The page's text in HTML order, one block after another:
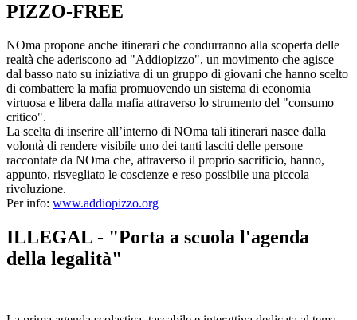
PIZZO-FREE
NOma propone anche itinerari che condurranno alla scoperta delle
realtà che aderiscono ad "Addiopizzo", un movimento che agisce
dal basso nato su iniziativa di un gruppo di giovani che hanno scelto
di combattere la mafia promuovendo un sistema di economia
virtuosa e libera dalla mafia attraverso lo strumento del "consumo
critico".
La scelta di inserire all’interno di NOma tali itinerari nasce dalla
volontà di rendere visibile uno dei tanti lasciti delle persone
raccontate da NOma che, attraverso il proprio sacrificio, hanno,
appunto, risvegliato le coscienze e reso possibile una piccola
rivoluzione.
Per info: www.addiopizzo.org
ILLEGAL - "Porta a scuola l'agenda
della legalità"